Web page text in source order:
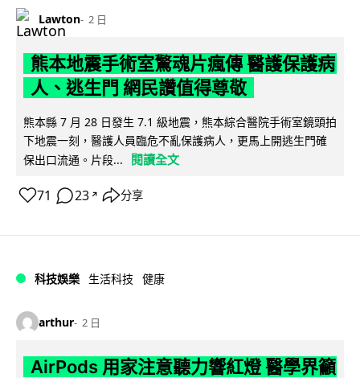
Lawton 2 日
熊本地震手術室驚魂片瘋傳 醫護保護病
人、逃生門 網民讚值得尊敬
熊本縣 7 月 28 日發生 7.1 級地震，熊本綜合醫院手術室鏡頭拍
下地震一刻，醫護人員臨危不亂保護病人，更馬上開逃生門確
保出口流通。片段...
閱讀全文
71 23 ↗ 分享
科技娛樂 生活科技 健康
arthur 2 日
AirPods 用家注意聽力響紅燈 醫學界籲